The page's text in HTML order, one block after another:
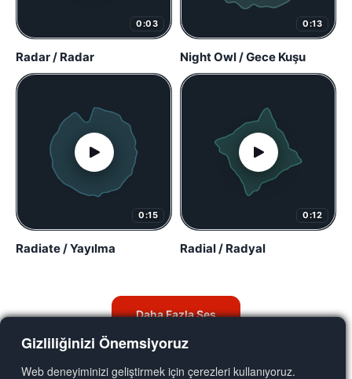
Gizliliğinizi Önemsiyoruz
Web deneyiminizi geliştirmek için çerezleri kullanıyoruz.
0:03
Radar / Radar
0:13
Night Owl / Gece Kuşu
0:15
Radiate / Yayılma
0:12
Radial / Radyal
Daha Fazla Ses